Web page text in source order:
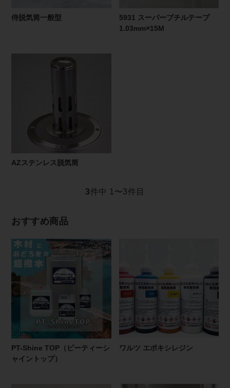
侍脱気筒一般型
5931 スーパーブチルテープ
1.03mm×15M
AZステンレス脱気筒
3件中 1〜3件目
おすすめ商品
PT-Shine TOP（ピーティーシ
ャイントップ）
ワルツ エポキシレジン